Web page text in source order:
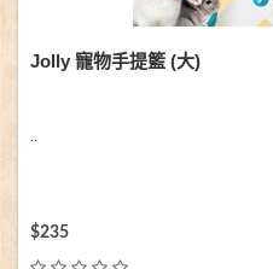
Jolly 寵物手提籃 (大)
$235